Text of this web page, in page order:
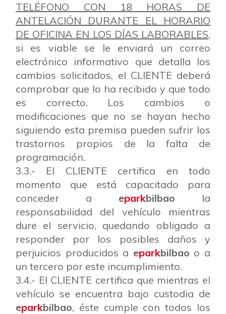
TELÉFONO CON 18 HORAS DE
ANTELACIÓN DURANTE EL HORARIO
DE OFICINA EN LOS DÍAS LABORABLES,
si es viable se le enviará un correo
electrónico informativo que detalla los
cambios solicitados, el CLIENTE deberá
comprobar que lo ha recibido y que todo
es correcto. Los cambios o
modificaciones que no se hayan hecho
siguiendo esta premisa pueden sufrir los
trastornos propios de la falta de
programación.
3.3.- El CLIENTE certifica en todo
momento que está capacitado para
conceder a eparkbilbao la
responsabilidad del vehículo mientras
dure el servicio, quedando obligado a
responder por los posibles daños y
perjuicios producidos a eparkbilbao o a
un tercero por este incumplimiento.
3.4.- El CLIENTE certifica que mientras el
vehículo se encuentra bajo custodia de
eparkbilbao, éste cumple con todos los